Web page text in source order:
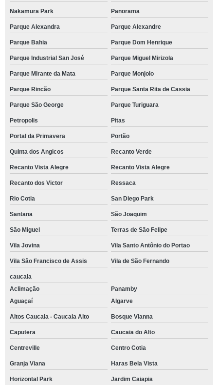
Nakamura Park Panorama
Parque Alexandra Parque Alexandre
Parque Bahia Parque Dom Henrique
Parque Industrial San José Parque Miguel Mirizola
Parque Mirante da Mata Parque Monjolo
Parque Rincão Parque Santa Rita de Cassia
Parque São George Parque Turiguara
Petropolis Pitas
Portal da Primavera Portão
Quinta dos Angicos Recanto Verde
Recanto Vista Alegre Recanto Vista Alegre
Recanto dos Victor Ressaca
Rio Cotia San Diego Park
Santana São Joaquim
São Miguel Terras de São Felipe
Vila Jovina Vila Santo Antônio do Portao
Vila São Francisco de Assis Vila de São Fernando
caucaia
Aclimação
Panamby
Aguaçaí
Algarve
Altos Caucaia - Caucaia Alto Bosque Vianna
Caputera Caucaia do Alto
Centreville Centro Cotia
Granja Viana Haras Bela Vista
Horizontal Park Jardim Caiapia